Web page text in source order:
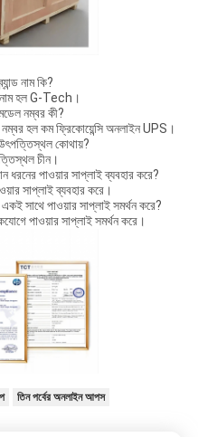
নাম কি?
নাম হল G-Tech।
নম্বর কী?
হল কম ফ্রিকোয়েন্সি অনলাইন UPS।
কোথায়?
চীন।
পাওয়ার সাপ্লাই ব্যবহার করে?
সাপ্লাই ব্যবহার করে।
সাথে পাওয়ার সাপ্লাই সমর্থন করে?
পাওয়ার সাপ্লাই সমর্থন করে।
তিন পর্বের অনলাইন আপস